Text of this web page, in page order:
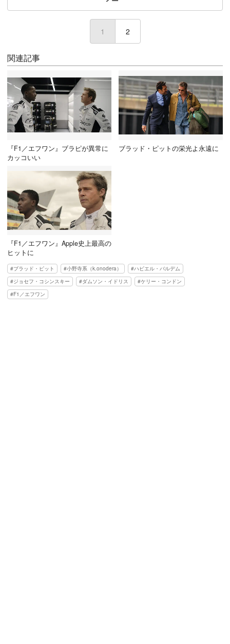
1 (current)
2
関連記事
『F1／エフワン』ブラピが異常に
カッコいい
ブラッド・ピットの栄光よ永遠に
『F1／エフワン』Apple史上最高の
ヒットに
ブラッド・ピット 小野寺系（k.onodera）
ハビエル・バルデム
ジョセフ・コシンスキー
ダムソン・イドリス
ケリー・コンドン
F1／エフワン